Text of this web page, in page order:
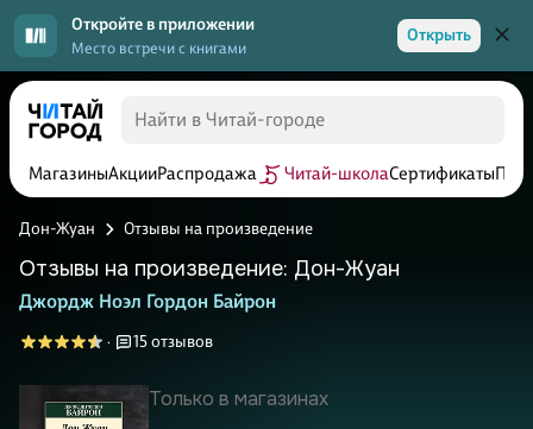
Откройте в приложении
Место встречи с книгами
Открыть
МагазиныАкцииРаспродажа Читай-школаСертификаты
Дон-Жуан Отзывы на произведение
Отзывы на произведение: Дон-Жуан
Джордж Ноэл Гордон Байрон
· 15 отзывов
Только в магазинах